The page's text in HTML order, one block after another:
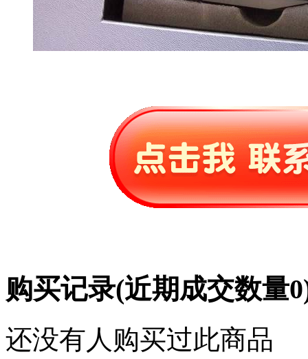
购买记录(近期成交数量0
还没有人购买过此商品